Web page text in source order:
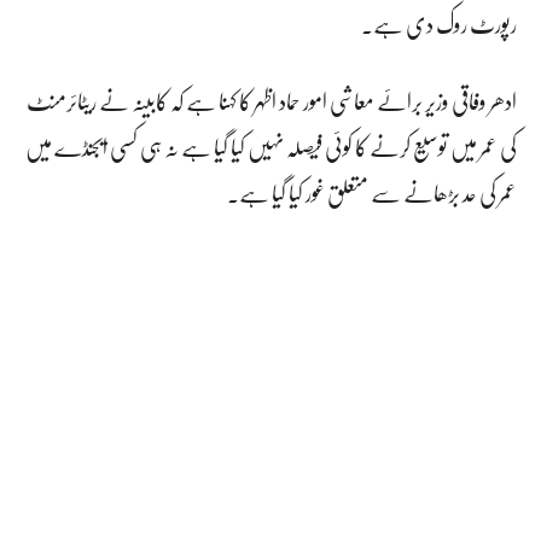
رپورٹ روک دی ہے۔
ادھر وفاقی وزیر برائے معاشی امور حماد اظہر کا کہنا ہے کہ کابینہ نے ریٹائرمنٹ
کی عمر میں توسیع کرنے کا کوئی فیصلہ نہیں کیا گیا ہے نہ ہی کسی ایجنڈے میں
عمر کی حد بڑھانے سے متعلق غور کیا گیا ہے۔